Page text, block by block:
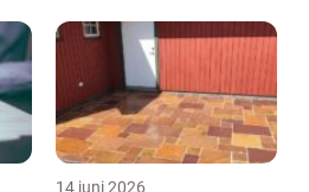
14 juni 2026